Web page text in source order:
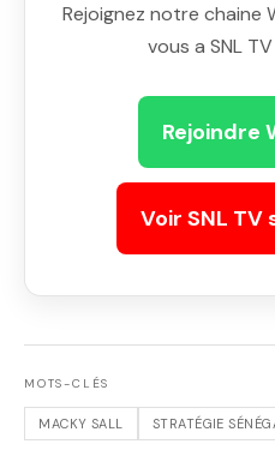
Rejoignez notre
vous a SNL
Rejoindre
Voir SNL TV
MOTS-CLÉS
MACKY SALL STRATÉGIE